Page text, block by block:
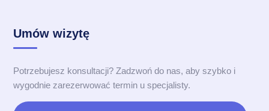
Umów wizytę
Potrzebujesz konsultacji? Zadzwoń do nas, aby szybko i
wygodnie zarezerwować termin u specjalisty.